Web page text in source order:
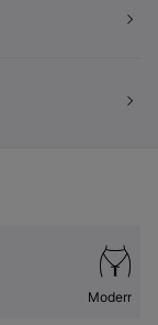
Moderno